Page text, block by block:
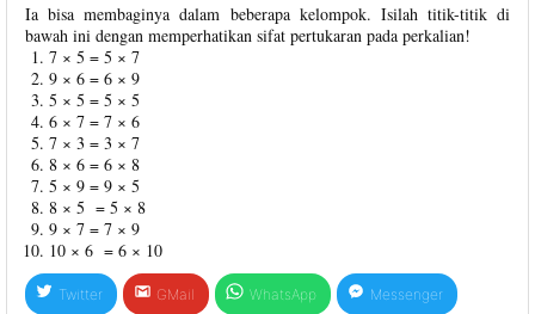
Ia bisa membaginya dalam beberapa kelompok. Isilah titik-titik di
bawah ini dengan memperhatikan sifat pertukaran pada perkalian!
7 × 5 = 5 × 7
9 × 6 = 6 × 9
5 × 5 = 5 × 5
6 × 7 = 7 × 6
7 × 3 = 3 × 7
8 × 6 = 6 × 8
5 × 9 = 9 × 5
8 × 5 = 5 × 8
9 × 7 = 7 × 9
10 × 6 = 6 × 10
Twitter GMail WhatsApp Messenger